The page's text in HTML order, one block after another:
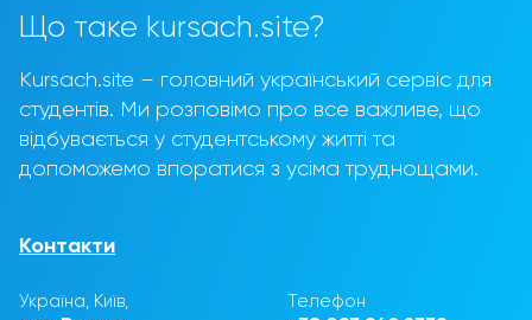
Що таке kursach.site?
Kursach.site – головний український сервіс для
студентів. Ми розповімо про все важливе, що
відбувається у студентському житті та
допоможемо впоратися з усіма труднощами.
Контакти
Україна, Київ, Телефон